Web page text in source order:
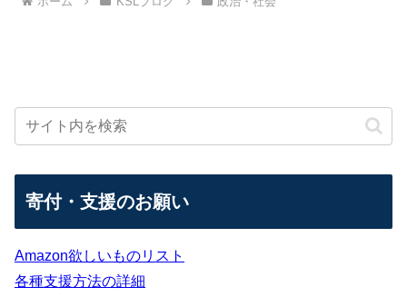
寄付・支援のお願い
Amazon欲しいものリスト
各種支援方法の詳細